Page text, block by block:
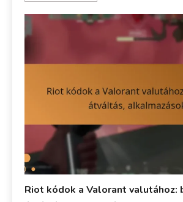
Riot kódok a Valorant valutához: